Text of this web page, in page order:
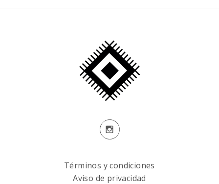
Términos y condiciones
Aviso de privacidad